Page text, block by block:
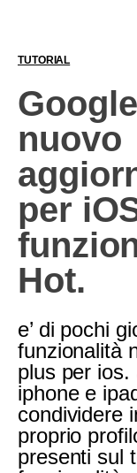
TUTORIAL
nuovo
per
Hot.
e’ di pochi
funzionalità
plus per ios.
iphone e
condividere
proprio
presenti sul